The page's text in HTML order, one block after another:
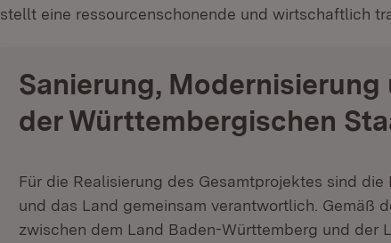
stellt eine ressourcenschonende und wirtschaftlich
Sanierung,
der Württembergischen
Für die Realisierung des Gesamtprojektes sind
und das Land gemeinsam verantwortlich. Gemäß
zwischen dem Land Baden-Württemberg und der